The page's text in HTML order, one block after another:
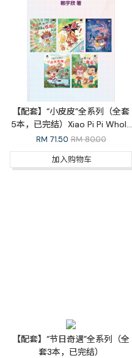
【配套】“小皮皮”全系列（全套
5本，已完结）Xiao Pi Pi Whole
Series
RM 71.50 RM 80.00
加入购物车
【配套】“节日奇遇”全系列（全
套3本，已完结）